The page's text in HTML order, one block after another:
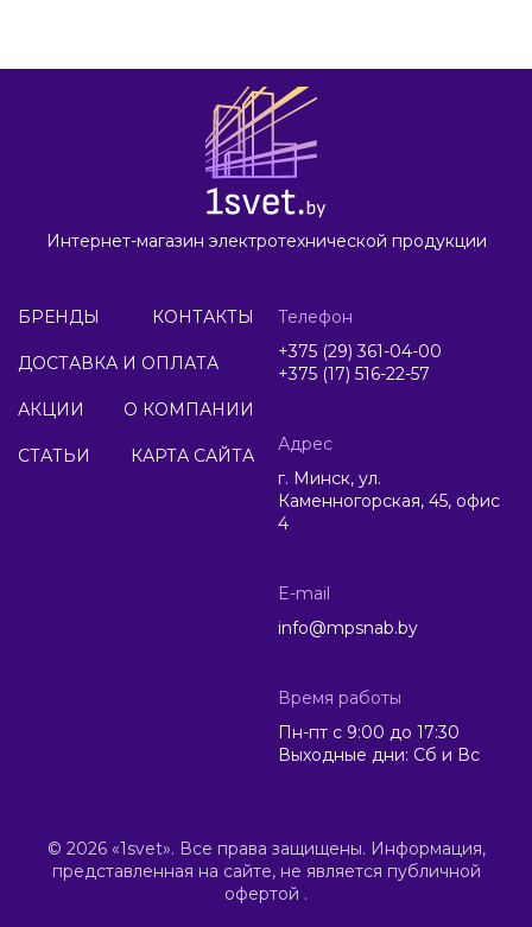
Интернет-магазин электротехнической продукции
БРЕНДЫ КОНТАКТЫ
ДОСТАВКА И ОПЛАТА
АКЦИИ О КОМПАНИИ
СТАТЬИ КАРТА САЙТА
Телефон
+375 (29) 361-04-00
+375 (17) 516-22-57
Адрес
г. Минск, ул.
Каменногорская, 45, офис
4
E-mail
info@mpsnab.by
Время работы
Пн-пт с 9:00 до 17:30
Выходные дни: Сб и Вс
© 2026 «1svet». Все права защищены. Информация,
представленная на сайте, не является публичной
офертой .